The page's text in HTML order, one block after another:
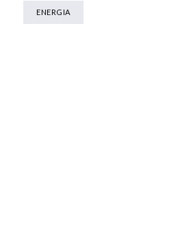
ENERGIA